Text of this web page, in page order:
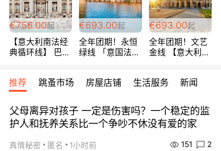
€756.00起
【意大利南法经
典循环线】 巴黎
宾馆 108欧/天起
全程756欧/位
€693.00起
全年团期！永恒
绿线 「意国法
欧/天起 ~包拼房
€693.00起
全年团期！文艺
金线 【意大利一
每周铁发！
推荐 跳蚤市场 房屋店铺 生活服务 新闻
父母离异对孩子 一定是伤害吗？一个稳定的监
护人和抚养关系比一个争吵不休没有爱的家
真情秘密 匿名 1小时前 151 2